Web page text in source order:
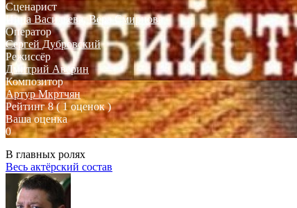
Сценарист
Инна Васильева,Вера Смирнова
Оператор
Сергей Дубровский
Режиссёр
Дмитрий Аверин
Композитор
Артур Мкртчян
Рейтинг 8 ( 1 оценок )
Ваша оценка
0
В главных ролях
Весь актёрский состав